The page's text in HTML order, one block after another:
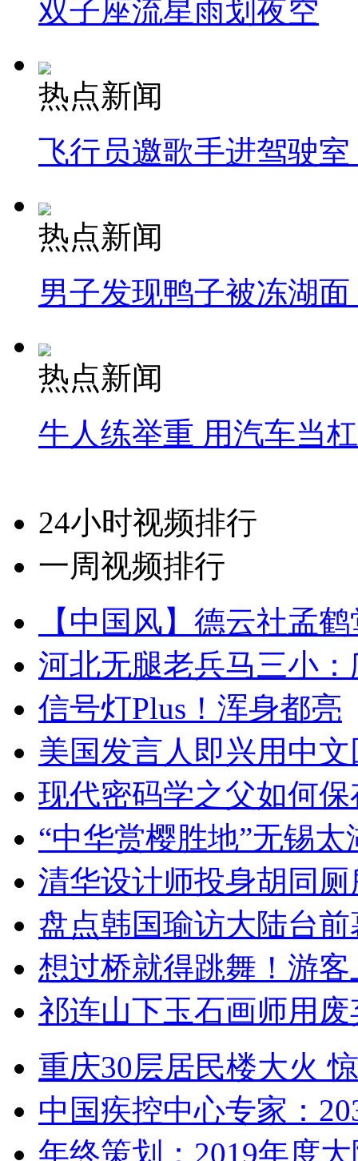
双子座流星雨划夜空
热点新闻
飞行员邀歌手进驾驶
热点新闻
男子发现鸭子被冻湖
热点新闻
牛人练举重 用汽车当
24小时视频排行
一周视频排行
【中国风】德云社孟
河北无腿老兵马三小
信号灯Plus！浑身都亮
美国发言人即兴用中
现代密码学之父如何
“中华赏樱胜地”无锡
清华设计师投身胡同
盘点韩国瑜访大陆台
想过桥就得跳舞！游客
祁连山下玉石画师用
重庆30层居民楼大火
中国疾控中心专家：
年终策划：2019年度